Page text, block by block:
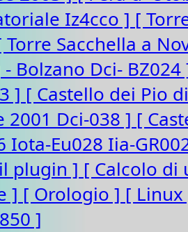
Iz4cco ] [
Torre Sacchella a
Bolzano Dci-
] [ Castello dei Pio
2001 Dci-038 ] [
Iota-Eu028 Iia-
plugin ] [ Calcolo
] [ Orologio ] [
]